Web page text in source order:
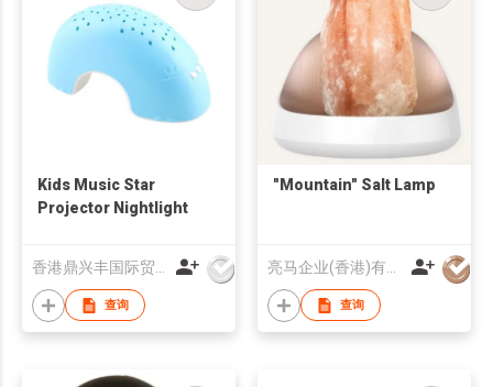
Kids Music Star
Projector Nightlight
香港鼎兴丰国际贸易有限公司
查询
"Mountain" Salt Lamp
亮马企业(香港)有限公司
查询